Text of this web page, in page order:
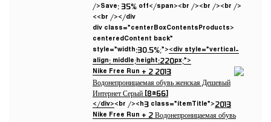
/>Save: 35% off</span><br /><br /><br />
<br /></div>
<div class=”centerBoxContentsProducts
centeredContent back”
style=”width:30.5%;”><div style=”vertical-
align: middle;height:220px;”>
</div><br /><h3 class=”itemTitle”>2013
Nike Free Run + 2 Водонепроницаемая обувь